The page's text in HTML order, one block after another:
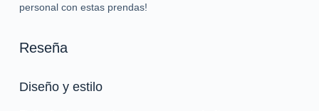
personal con estas prendas!
Reseña
Diseño y estilo